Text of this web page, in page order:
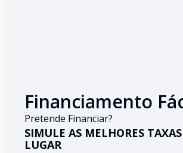
Financiamento
Pretende Financiar?
SIMULE AS MELHORES
LUGAR